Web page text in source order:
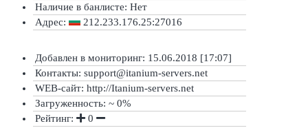
Наличие в банлисте: Нет
Адрес:
212.233.176.25:27016
Добавлен в мониторинг: 15.06.2018 [17:07]
Контакты: support@itanium-servers.net
WEB-сайт: http://Itanium-servers.net
Загруженность: ~ 0%
Рейтинг:
0